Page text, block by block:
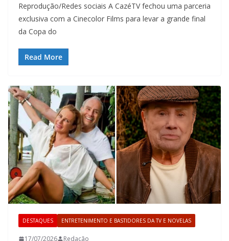
Reprodução/Redes sociais A CazéTV fechou uma parceria
exclusiva com a Cinecolor Films para levar a grande final
da Copa do
Read More
DESTAQUES ENTRETENIMENTO E BASTIDORES DA TV E NOVELAS
17/07/2026 Redação